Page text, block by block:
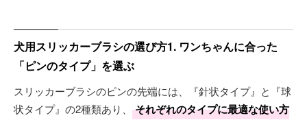
犬用スリッカーブラシの選び方1. ワンちゃんに合った
「ピンのタイプ」を選ぶ
スリッカーブラシのピンの先端には、『針状タイプ』と『球
状タイプ』の2種類あり、
それぞれのタイプに最適な使い方